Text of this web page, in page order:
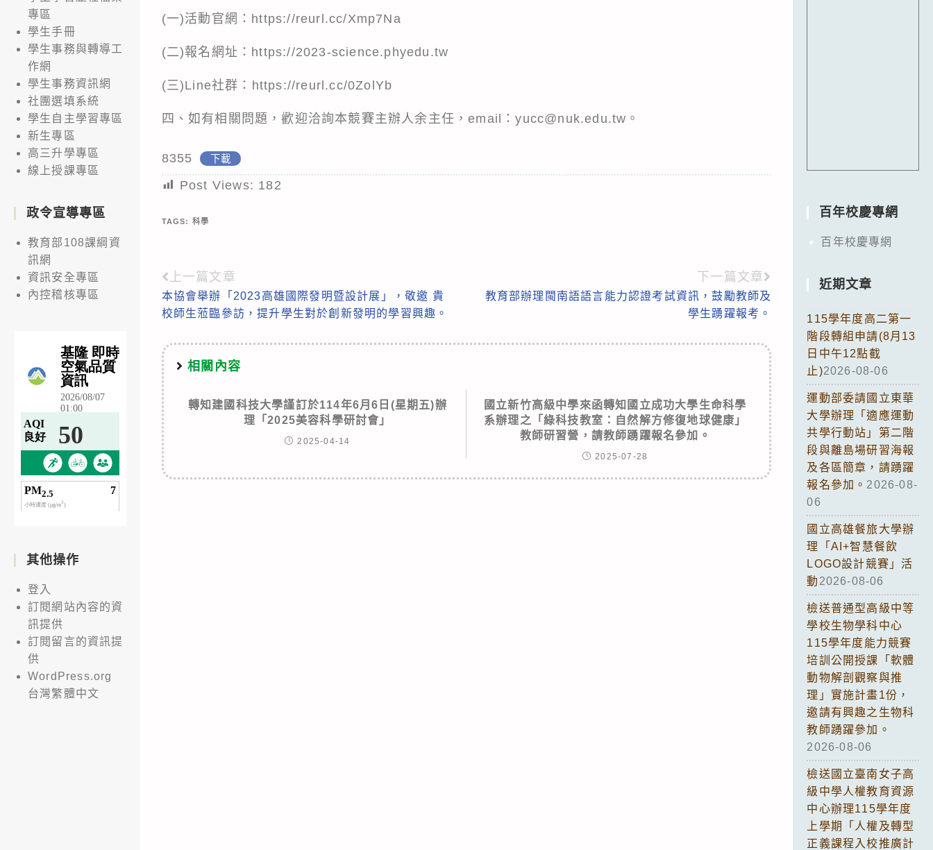
(一)活動官網：https://reurl.cc/Xmp7Na
(二)報名網址：https://2023-science.phyedu.tw
(三)Line社群：https://reurl.cc/0ZolYb
四、如有相關問題，歡迎洽詢本競賽主辦人余主任，email：yucc@nuk.edu.tw。
8355 下載
Post Views: 182
TAGS: 科學
Read
more
上一篇文章
本協會舉辦「2023高雄國際發明暨設計展」，敬邀 貴
校師生蒞臨參訪，提升學生對於創新發明的學習興趣。
下一篇文章
教育部辦理閩南語語言能力認證考試資訊，鼓勵教師及
學生踴躍報考。
相關內容
轉知建國科技大學謹訂於114年6月6日(星期五)辦
理「2025美容科學研討會」
2025-04-14
國立新竹高級中學來函轉知國立成功大學生命科學
系辦理之「綠科技教室：自然解方修復地球健康」
教師研習營，請教師踴躍報名參加。
2025-07-28
專區
學生手冊
學生事務與轉導工
作網
學生事務資訊網
社團選填系統
學生自主學習專區
新生專區
高三升學專區
線上授課專區
政令宣導專區
教育部108課綱資
訊網
資訊安全專區
內控稽核專區
其他操作
登入
訂閱網站內容的資
訊提供
訂閱留言的資訊提
供
WordPress.org
台灣繁體中文
百年校慶專網
百年校慶專網
近期文章
115學年度高二第一
階段轉組申請(8月13
日中午12點截
止)2026-08-06
運動部委請國立東華
大學辦理「適應運動
共學行動站」第二階
段與離島場研習海報
及各區簡章，請踴躍
報名參加。 2026-08-
06
國立高雄餐旅大學辦
理「AI+智慧餐飲
LOGO設計競賽」活
動 2026-08-06
檢送普通型高級中等
學校生物學科中心
115學年度能力競賽
培訓公開授課「軟體
動物解剖觀察與推
理」實施計畫1份，
邀請有興趣之生物科
教師踴躍參加。
2026-08-06
檢送國立臺南女子高
級中學人權教育資源
中心辦理115學年度
上學期「人權及轉型
正義課程入校推廣計